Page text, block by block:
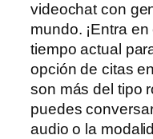
videochat con
mundo. ¡Entra
tiempo actual
opción de citas
son más del tipo
puedes
audio o la